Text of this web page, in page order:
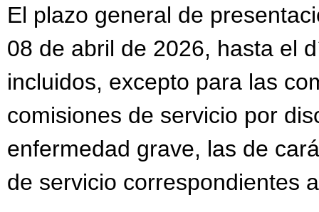
El plazo general de
08 de abril de 2026, hasta el
incluidos, excepto para las
comisiones de servicio por
enfermedad grave, las de
de servicio correspondientes